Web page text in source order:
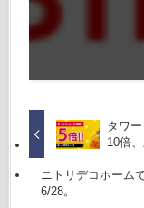
タワ
10倍
ニトリデコホーム
6/28。